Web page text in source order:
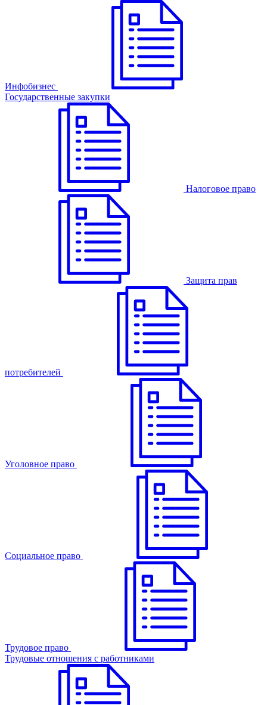
Инфобизнес
Государственные закупки
Налоговое право
Защита прав
потребителей
Уголовное право
Cоциальное право
Трудовое право
Трудовые отношения с работниками